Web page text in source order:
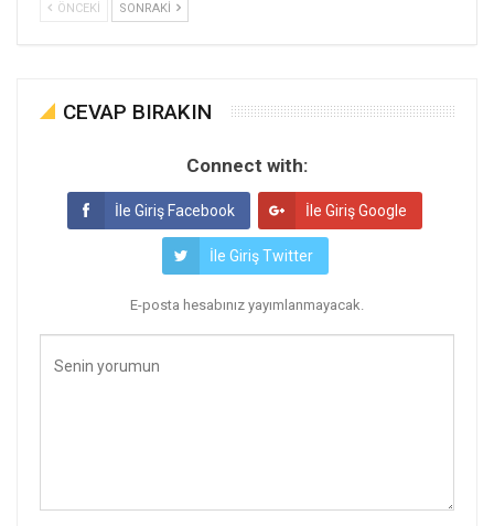
ÖNCEKI SONRAKI
CEVAP BIRAKIN
Connect with:
İle Giriş Facebook İle Giriş Google
İle Giriş Twitter
E-posta hesabınız yayımlanmayacak.